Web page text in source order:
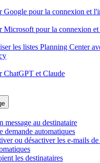
Google pour la connexion et
Microsoft pour la connexion
les listes Planning Center
ChatGPT et Claude
message au destinataire
demande automatiques
ou désactiver les e-mails de
les destinataires